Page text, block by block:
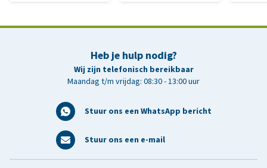
Heb je hulp nodig?
Wij zijn telefonisch bereikbaar
Maandag t/m vrijdag: 08:30 - 13:00 uur
Stuur ons een WhatsApp bericht
Stuur ons een e-mail